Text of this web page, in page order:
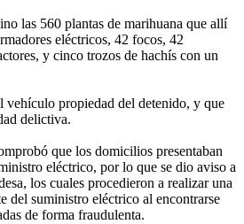
las 560 plantas de marihuana que allí
eléctricos, 42 focos, 42
y cinco trozos de hachís con un
vehículo propiedad del detenido, y que
delictiva.
que los domicilios presentaban
eléctrico, por lo que se dio aviso a
los cuales procedieron a realizar una
del suministro eléctrico al encontrarse
de forma fraudulenta.